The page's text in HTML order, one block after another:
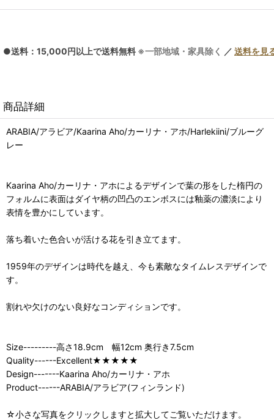
●送料：15,000円以上で送料無料 ※一部地域・家具除く ／ 送料を見
商品詳細
ARABIA/アラビア/Kaarina Aho/カーリナ・アホ/Harlekiini/ブルーグ
レー
Kaarina Aho/カーリナ・アホによるデザインで葉の形をした楕円の
フォルムに表面はダイヤ柄の凹凸のエンボスには釉薬の濃淡により
表情を豊かにしています。
落ち着いた色合いが活ける花を引き立てます。
1959年のデザインは時代を越え、今も素敵なタイムレスデザインで
す。
割れや欠けのない良好なコンディションです。
Size---------高さ18.9cm 幅12cm 奥行き7.5cm
Quality------Excellent★★★★★
Design-------Kaarina Aho/カーリナ・アホ
Product------ARABIA/アラビア(フィンランド)
☆小さな写真をクリックしますと拡大してご覧いただけます。